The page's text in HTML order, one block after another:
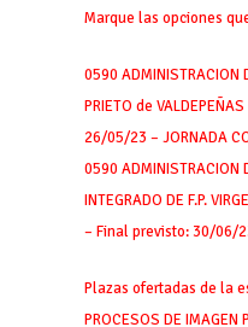
Marque las opciones
0590 ADMINISTRACION
PRIETO de
26/05/23 – JORNADA
0590 ADMINISTRACION
INTEGRADO DE F.P.
– Final previsto: 30/06/
Plazas ofertadas de la
PROCESOS DE IMAGEN